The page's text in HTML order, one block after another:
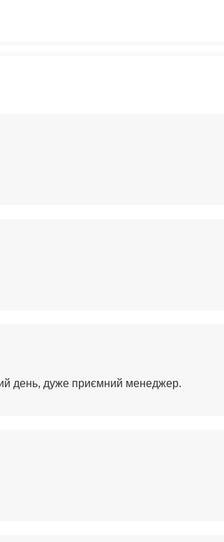
день, дуже приємний менеджер.